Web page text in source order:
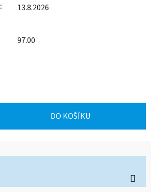
13.8.2026
97.00
DO KOŠÍKU